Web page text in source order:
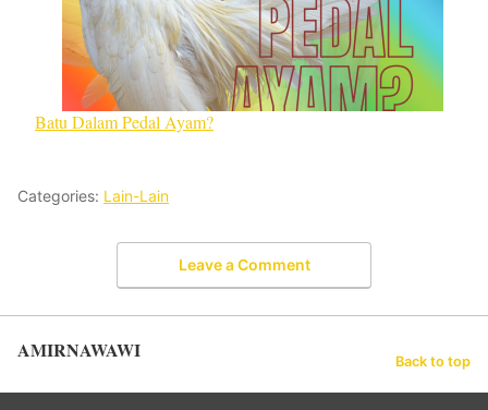
Batu Dalam Pedal Ayam?
Categories: Lain-Lain
Leave a Comment
AMIRNAWAWI Back to top